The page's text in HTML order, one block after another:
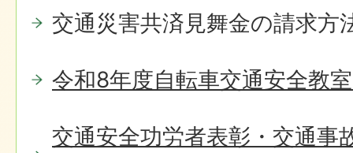
交通災害共済見舞金の請求方
令和8年度自転車交通安全教
交通安全功労者表彰・交通事